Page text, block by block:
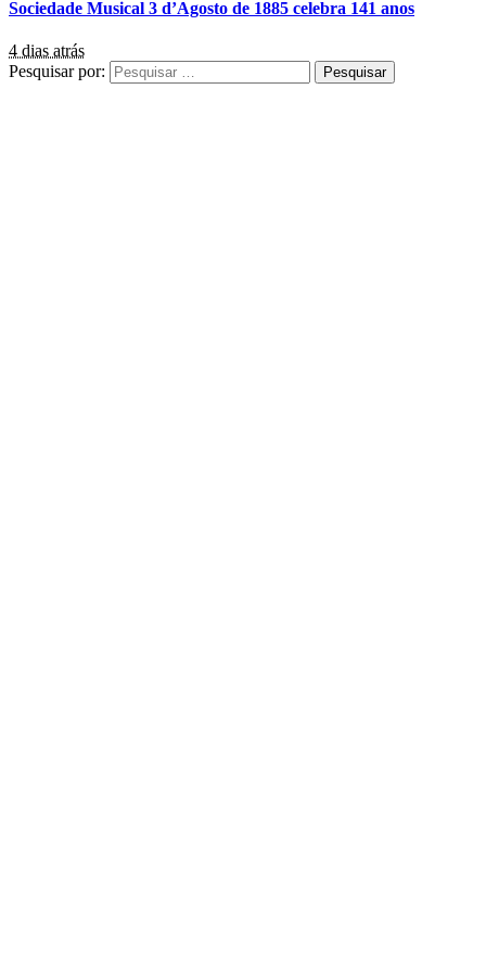
Sociedade Musical 3 d’Agosto de 1885 celebra 141 anos
4 dias atrás
Pesquisar por: